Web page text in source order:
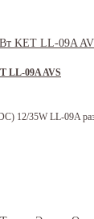
LL-09A AVS
12/35W LL-09A